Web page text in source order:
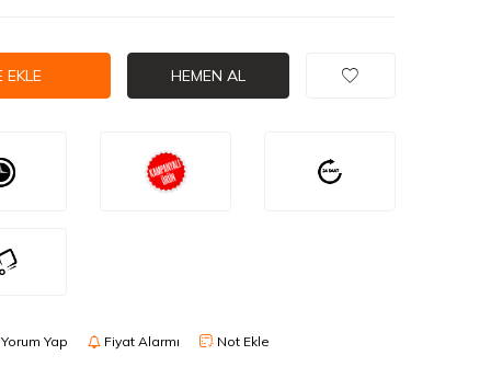
EKLE HEMEN AL
Yorum Yap Fiyat Alarmı Not Ekle